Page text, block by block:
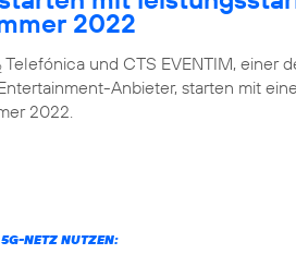
2022
Telefónica und CTS EVENTIM, einer
Anbieter, starten mit
2022.
NETZ NUTZEN: